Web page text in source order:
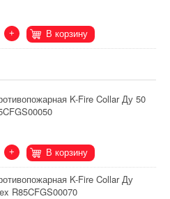
+ В корзину
K-Fire Collar Ду 50
+ В корзину
K-Fire Collar Ду
R85CFGS00070